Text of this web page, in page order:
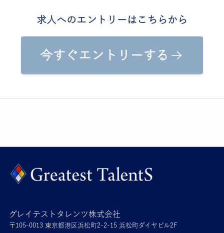
求人へのエントリーはこちらから
今すぐエントリーする
グレイテストタレンツ株式会社
〒105-0013 東京都港区浜松町2-2-15 浜松町ダイヤビル2F